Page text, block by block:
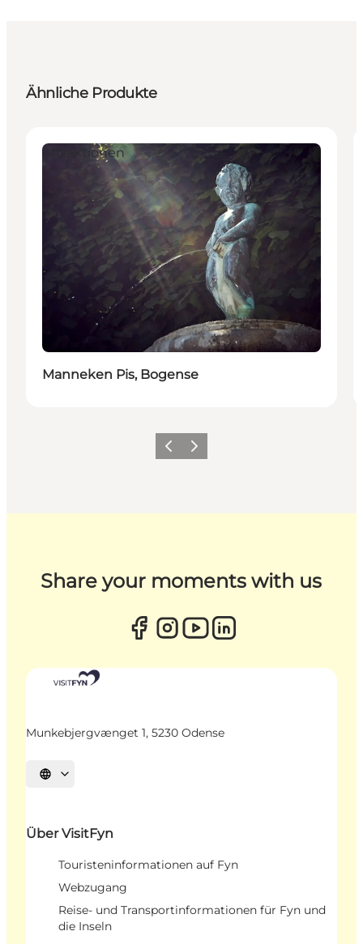
Ähnliche Produkte
Attraktionen
Manneken Pis, Bogense
ZurückWeiter
Share your moments with us
Munkebjergvænget 1, 5230 Odense
Sprache auswählen
Über VisitFyn
Touristeninformationen auf Fyn
Webzugang
Reise- und Transportinformationen für Fyn und
die Inseln